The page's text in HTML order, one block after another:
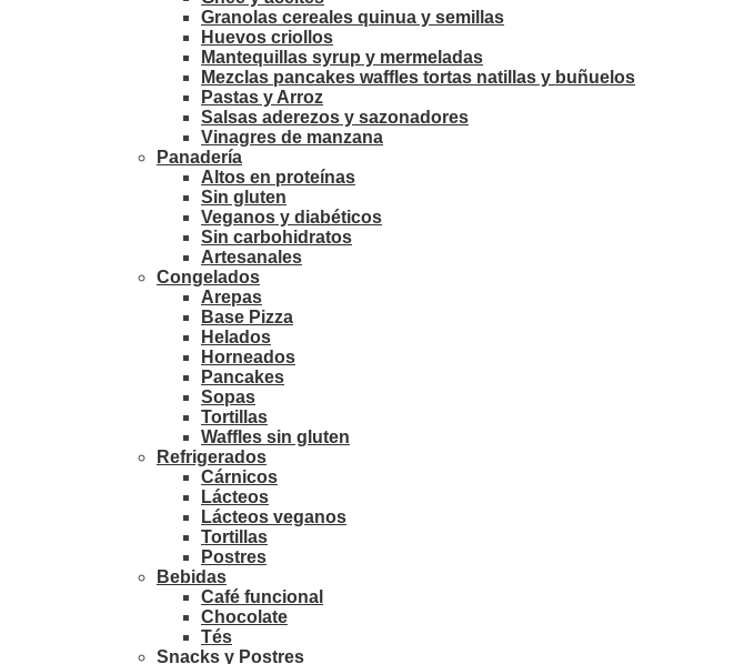
Granolas cereales quinua y semillas
Huevos criollos
Mantequillas syrup y mermeladas
Mezclas pancakes waffles tortas natillas y buñuelos
Pastas y Arroz
Salsas aderezos y sazonadores
Vinagres de manzana
Panadería
Altos en proteínas
Sin gluten
Veganos y diabéticos
Sin carbohidratos
Artesanales
Congelados
Arepas
Base Pizza
Helados
Horneados
Pancakes
Sopas
Tortillas
Waffles sin gluten
Refrigerados
Cárnicos
Lácteos
Lácteos veganos
Tortillas
Postres
Bebidas
Café funcional
Chocolate
Tés
Snacks y Postres